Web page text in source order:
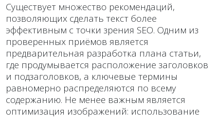
Существует множество рекомендаций,
позволяющих сделать текст более
эффективным с точки зрения SEO. Одним из
проверенных приёмов является
предварительная разработка плана статьи,
где продумывается расположение заголовков
и подзаголовков, а ключевые термины
равномерно распределяются по всему
содержанию. Не менее важным является
оптимизация изображений: использование